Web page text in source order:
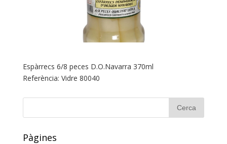
Espàrrecs 6/8 peces D.O.Navarra 370ml
Referència: Vidre 80040
Pàgines